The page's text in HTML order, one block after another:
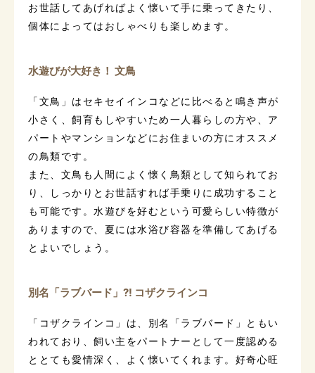
お世話してあげればよく懐いて手に乗ってきたり、
個体によってはおしゃべりも楽しめます。
水遊びが大好き！ 文鳥
「文鳥」はセキセイインコなどに比べると鳴き声が
小さく、飼育もしやすいため一人暮らしの方や、ア
パートやマンションなどにお住まいの方にオススメ
の鳥類です。
また、文鳥も人間によく懐く鳥類として知られてお
り、しっかりとお世話すれば手乗りに成功すること
も可能です。水遊びを好むという可愛らしい特徴が
ありますので、夏には水浴び容器を準備してあげる
とよいでしょう。
別名「ラブバード」?! コザクラインコ
「コザクラインコ」は、別名「ラブバード」ともい
われており、飼い主をパートナーとして一度認める
ととても愛情深く、よく懐いてくれます。好奇心旺